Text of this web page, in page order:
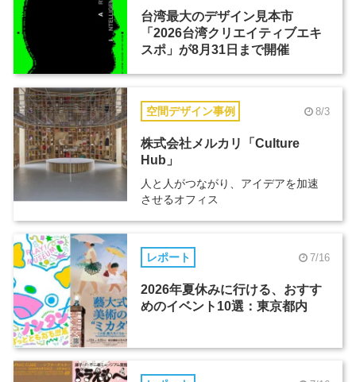
台湾最大のデザイン見本市
「2026台湾クリエイティブエキ
スポ」が8月31日まで開催
空間デザイン事例 8/3
株式会社メルカリ「Culture
Hub」
人と人がつながり、アイデアを加速
させるオフィス
レポート 7/16
2026年夏休みに行ける、おすす
めのイベント10選：東京都内